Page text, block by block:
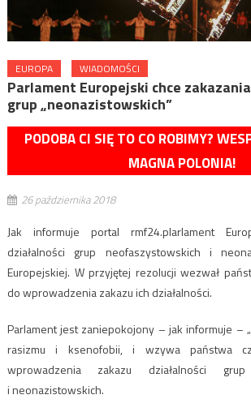
EUROPA WIADOMOŚCI
Parlament Europejski chce
grup „neonazistowskich”
PODOBA CI SIĘ TO CO ROBIMY?
MAGNA POLONIA!
26 października 2018
Jak informuje portal rmf24.plarlament
działalności grup neofaszystowskich i
Europejskiej. W przyjętej rezolucji wezwał
do wprowadzenia zakazu ich działalności.
Parlament jest zaniepokojony – jak informuje –
rasizmu i ksenofobii, i wzywa państwa
wprowadzenia zakazu działalności grup
i neonazistowskich.